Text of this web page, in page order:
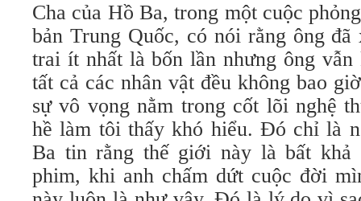
Cha của Hồ Ba, trong một cuộc
bản Trung Quốc, có nói rằng ông
trai ít nhất là bốn lần nhưng ông
tất cả các nhân vật đều không bao
sự vô vọng nằm trong cốt lõi nghệ
hề làm tôi thấy khó hiểu. Đó chỉ là
Ba tin rằng thế giới này là bất khả
phim, khi anh chấm dứt cuộc đời